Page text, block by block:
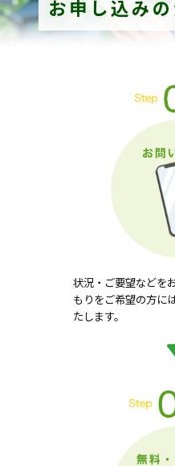
お申し込み
状況・ご要望などを
もりをご希望の方に
たします。